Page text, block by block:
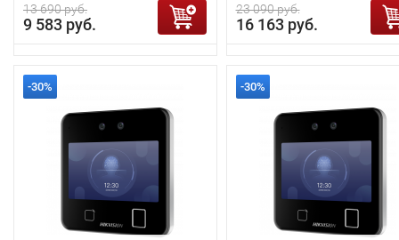
13 690 руб.
9 583 руб.
23 090 руб.
16 163 руб.
-30% -30%